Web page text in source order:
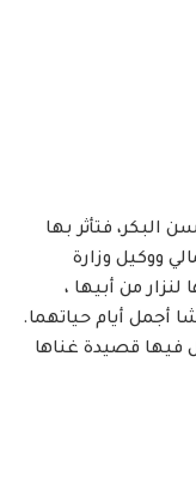
البكر، فتأثر بها
ووكيل وزارة
من أبيها ،
فيها قصيدة غناها